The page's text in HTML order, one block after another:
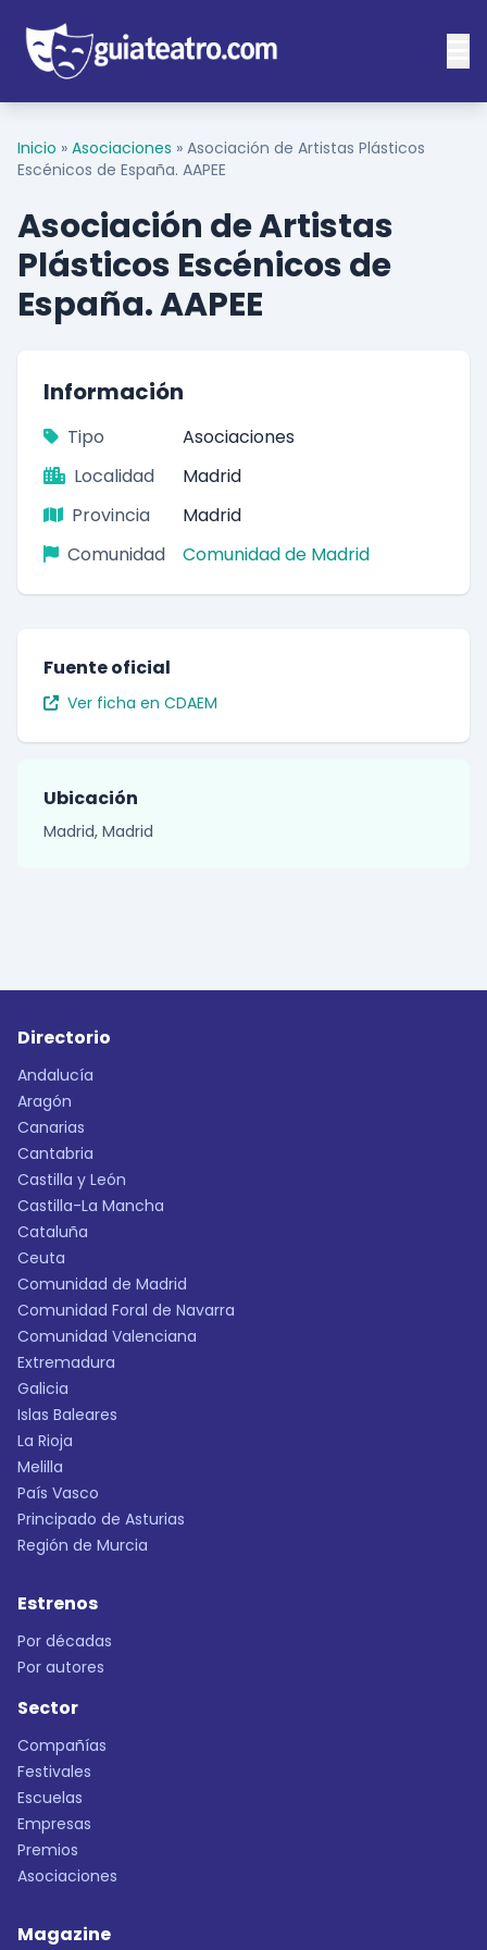
Inicio » Asociaciones » Asociación de Artistas Plásticos
Escénicos de España. AAPEE
Asociación de Artistas
Plásticos Escénicos de
España. AAPEE
Información
Tipo
Asociaciones
Localidad
Madrid
Provincia
Madrid
Comunidad
Comunidad de Madrid
Fuente oficial
Ver ficha en CDAEM
Ubicación
Madrid, Madrid
Directorio
Andalucía
Aragón
Canarias
Cantabria
Castilla y León
Castilla-La Mancha
Cataluña
Ceuta
Comunidad de Madrid
Comunidad Foral de Navarra
Comunidad Valenciana
Extremadura
Galicia
Islas Baleares
La Rioja
Melilla
País Vasco
Principado de Asturias
Región de Murcia
Estrenos
Por décadas
Por autores
Sector
Compañías
Festivales
Escuelas
Empresas
Premios
Asociaciones
Magazine